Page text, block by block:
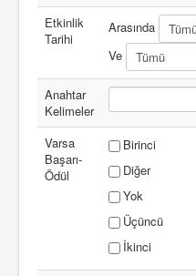
Etkinlik
Tarihi
Arasında
Ve
Anahtar
Kelimeler
Varsa
Başarı-
Ödül
Birinci
Diğer
Yok
Üçüncü
İkinci